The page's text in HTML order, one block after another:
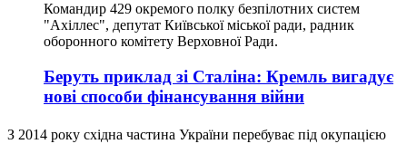
Командир 429 окремого полку безпілотних систем
"Ахіллес", депутат Київської міської ради, радник
оборонного комітету Верховної Ради.
Беруть приклад зі Сталіна: Кремль вигадує
нові способи фінансування війни
З 2014 року східна частина України перебуває під окупацією